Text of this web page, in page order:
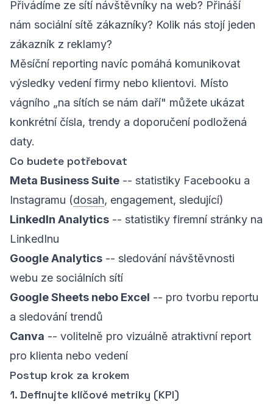
Přivádíme ze sítí návštěvníky na web? Přináší
nám sociální sítě zákazníky? Kolik nás stojí jeden
zákazník z reklamy?
Měsíční reporting navíc pomáhá komunikovat
výsledky vedení firmy nebo klientovi. Místo
vágního „na sítích se nám daří" můžete ukázat
konkrétní čísla, trendy a doporučení podložená
daty.
Co budete potřebovat
Meta Business Suite -- statistiky Facebooku a
Instagramu (dosah, engagement, sledující)
LinkedIn Analytics -- statistiky firemní stránky na
LinkedInu
Google Analytics -- sledování návštěvnosti
webu ze sociálních sítí
Google Sheets nebo Excel -- pro tvorbu reportu
a sledování trendů
Canva -- volitelně pro vizuálně atraktivní report
pro klienta nebo vedení
Postup krok za krokem
1. Definujte klíčové metriky (KPI)